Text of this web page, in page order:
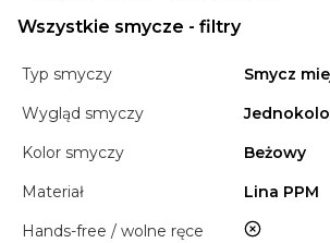
Wszystkie smycze - filtry
Typ smyczy
Smycz
Wygląd smyczy
Kolor smyczy
Beżowy
Materiał
Lina PPM
Hands-free / wolne ręce
nie